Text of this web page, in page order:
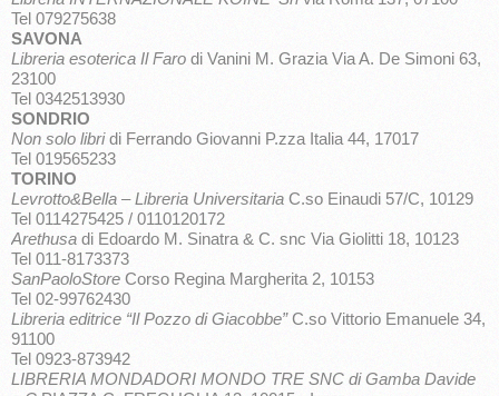
Tel 079275638
SAVONA
Libreria esoterica Il Faro di Vanini M. Grazia Via A. De Simoni 63,
23100
Tel 0342513930
SONDRIO
Non solo libridi Ferrando Giovanni P.zza Italia 44, 17017
Tel 019565233
TORINO
Levrotto&Bella – Libreria Universitaria C.so Einaudi 57/C, 10129
Tel 0114275425 / 0110120172
Arethusa di Edoardo M. Sinatra & C. snc Via Giolitti 18, 10123
Tel 011-8173373
SanPaoloStore Corso Regina Margherita 2, 10153
Tel 02-99762430
Libreria editrice “Il Pozzo di Giacobbe”C.so Vittorio Emanuele 34,
91100
Tel 0923-873942
LIBRERIA MONDADORI MONDO TRE SNC di Gamba Davide